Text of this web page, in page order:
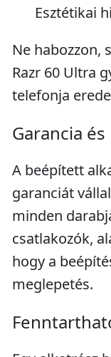
Esztétikai
Ne habozzon,
Razr 60 Ultra
telefonja
Garancia
A beépített
garanciát
minden
csatlakozók,
hogy a
meglepetés.